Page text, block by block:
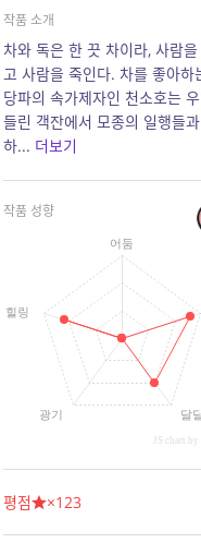
작품 소개
차와 독은 한 끗 차이라, 사람을
고 사람을 죽인다. 차를 좋아하
당파의 속가제자인 천소호는
들린 객잔에서 모종의 일행들
하... 더보기
작품 성향
어둠
달
광기
힐링
JS chart by
평점 ×123